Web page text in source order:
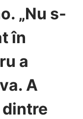
„Nu s-
în
a
A